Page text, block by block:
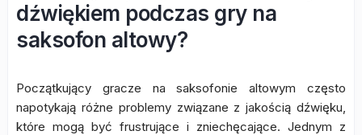
dźwiękiem podczas gry na
saksofon altowy?
Początkujący gracze na saksofonie altowym często
napotykają różne problemy związane z jakością dźwięku,
które mogą być frustrujące i zniechęcające. Jednym z